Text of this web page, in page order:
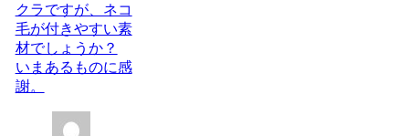
クラですが、ネコ
毛が付きやすい素
材でしょうか？
いまあるものに感
謝。